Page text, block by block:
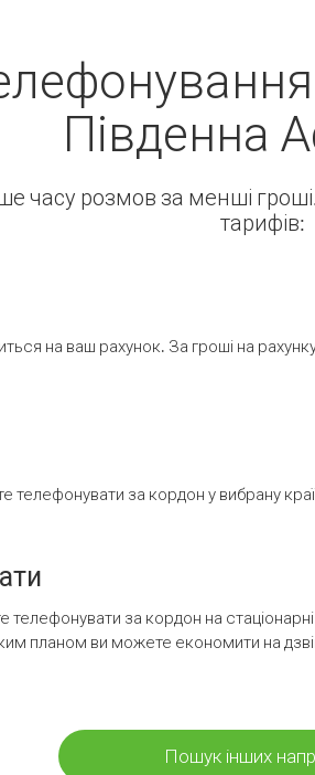
Південна
часу розмов за менші
тарифів:
на ваш рахунок. За гроші на
за кордон у вибрану
телефонувати за кордон на
планом ви можете економити на
Пошук інших